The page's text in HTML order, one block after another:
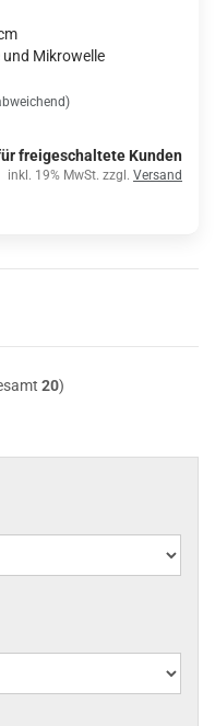
Mikrowelle
freigeschaltete Kunden
inkl. 19% MwSt. zzgl. Versand
20)